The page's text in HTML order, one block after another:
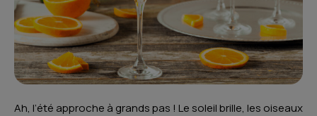
Ah, l’été approche à grands pas ! Le soleil brille, les oiseaux